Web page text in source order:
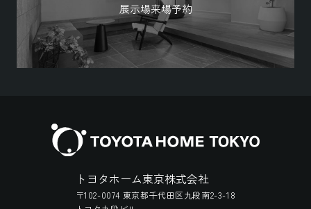
展示場来場予約
トヨタホーム東京株式会社
〒102-0074 東京都千代田区九段南2-3-18